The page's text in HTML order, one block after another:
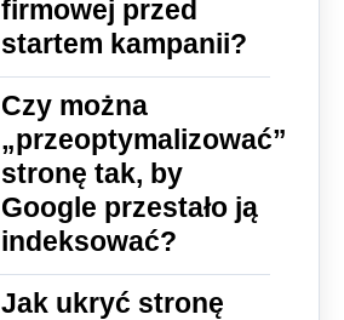
firmowej przed
startem kampanii?
Czy można
„przeoptymalizować”
stronę tak, by
Google przestało ją
indeksować?
Jak ukryć stronę